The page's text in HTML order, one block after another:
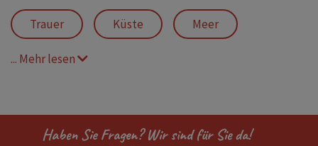
Trauer Küste Meer
Sommer
Strand Geheimnis Ankommen
... Mehr lesen
Haben Sie Fragen? Wir sind für Sie da!